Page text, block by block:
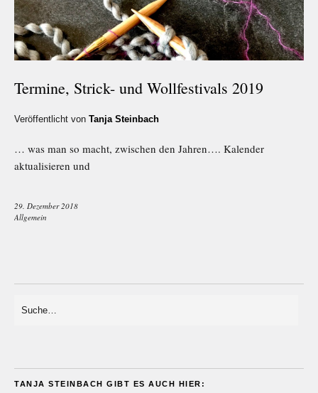
Termine, Strick- und Wollfestivals 2019
Veröffentlicht von Tanja Steinbach
… was man so macht, zwischen den Jahren…. Kalender
aktualisieren und
29. Dezember 2018
Allgemein
TANJA STEINBACH GIBT ES AUCH HIER: